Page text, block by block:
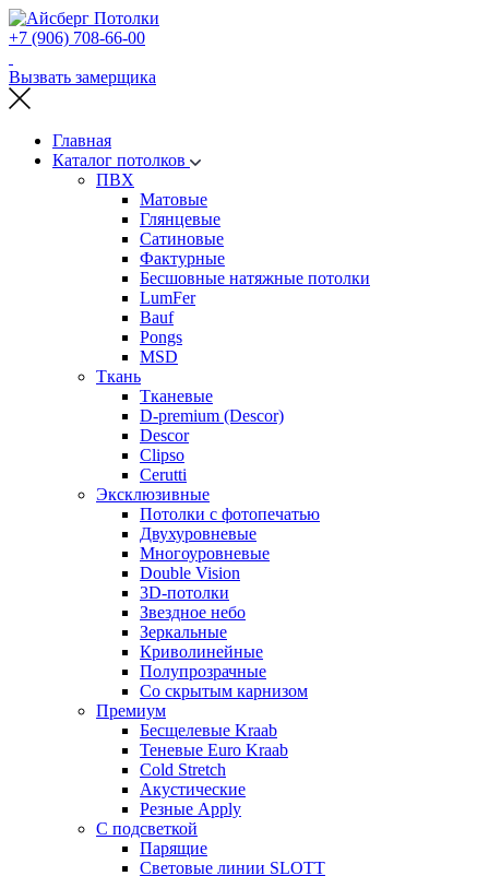
+7 (906) 708-66-00
Вызвать замерщика
Главная
Каталог потолков
ПВХ
Матовые
Глянцевые
Сатиновые
Фактурные
Бесшовные натяжные потолки
LumFer
Bauf
Pongs
MSD
Ткань
Тканевые
D-premium (Descor)
Descor
Clipso
Cerutti
Эксклюзивные
Потолки с фотопечатью
Двухуровневые
Многоуровневые
Double Vision
3D-потолки
Звездное небо
Зеркальные
Криволинейные
Полупрозрачные
Со скрытым карнизом
Премиум
Бесщелевые Kraab
Теневые Euro Kraab
Cold Stretch
Акустические
Резные Apply
С подсветкой
Парящие
Световые линии SLOTT